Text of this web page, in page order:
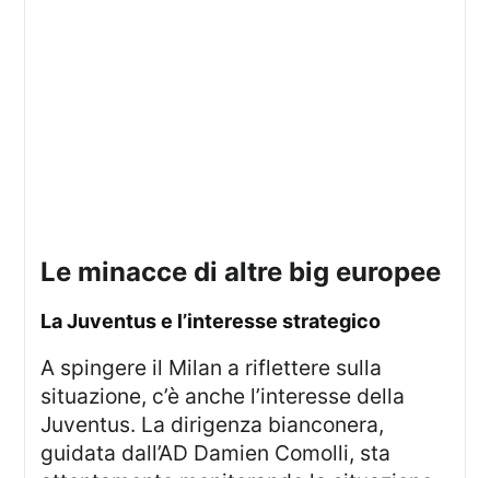
le minacce di altre big europee
la Juventus e l’interesse strategico
A spingere il Milan a riflettere sulla
situazione, c’è anche l’interesse della
Juventus. La dirigenza bianconera,
guidata dall’AD Damien Comolli, sta